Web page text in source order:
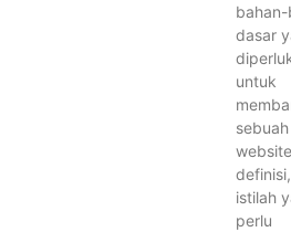
bahan-
dasar
untuk
sebuah
istilah
perlu